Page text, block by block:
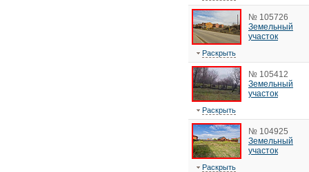
№ 105726
Земельный
участок
Раскрыть
№ 105412
Земельный
участок
Раскрыть
№ 104925
Земельный
участок
Раскрыть